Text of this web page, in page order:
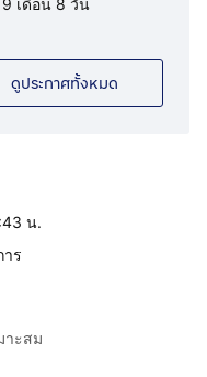
เดือน 8 วัน
ดูประกาศทั้งหมด
น.
ร
าะสม